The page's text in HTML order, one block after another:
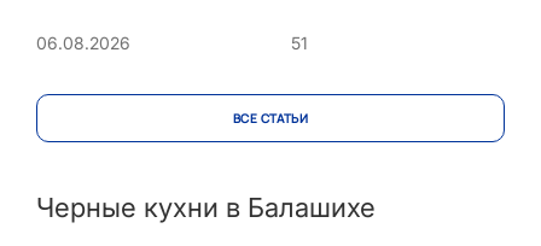
06.08.2026 51
ВСЕ CТАТЬИ
Черные кухни в Балашихе